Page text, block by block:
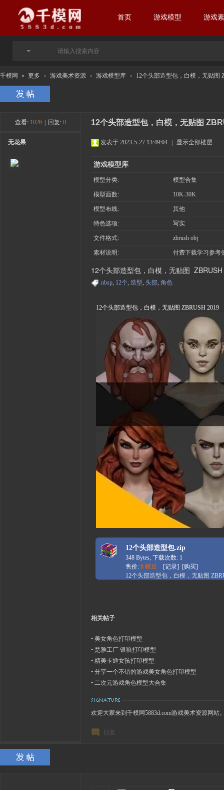
首页 游戏模型 游戏
千模网 » 更多 › 游戏美术资源 › 游戏模型库 › 12个头部造型包，白模，无贴图
查看: 1026 回复: 0 12个头部造型包，白模，无贴图
无花果 发表于 2023-5-27 13:49:04 显示全部楼层
游戏模型库
模型分类: 模型合集
模型面数: 10K-30K
模型布线: 其他
特色选项: 写实
文件格式: zbrush obj
素材说明: 付费下载学习参考
12个头部造型包，白模，无贴图
nbsp, 12个, 造型, 头部, 角色
12个头部造型包，白模，无贴图 ZBRUSH 2019
12个头部造型包.zip
348 Bytes, 下载次数: 1
售价: 8 模豆 [记录] [购买]
12个头部造型包，白模，无贴图
相关帖子
• 美女角色打印模型
• 楚雅工厂 银狼打印模型
• 精美卡通女孩打印模型
• 分享一个不错的游戏美女角色打印模型
• 二次元游戏角色模型大合集
欢迎大家来到千模网5883d.com游戏美术资源网站
回复